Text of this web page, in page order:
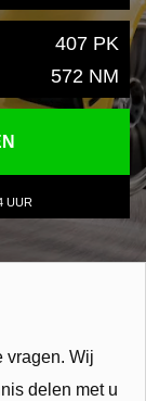
407 PK
572 NM
UUR
vragen. Wij
delen met u